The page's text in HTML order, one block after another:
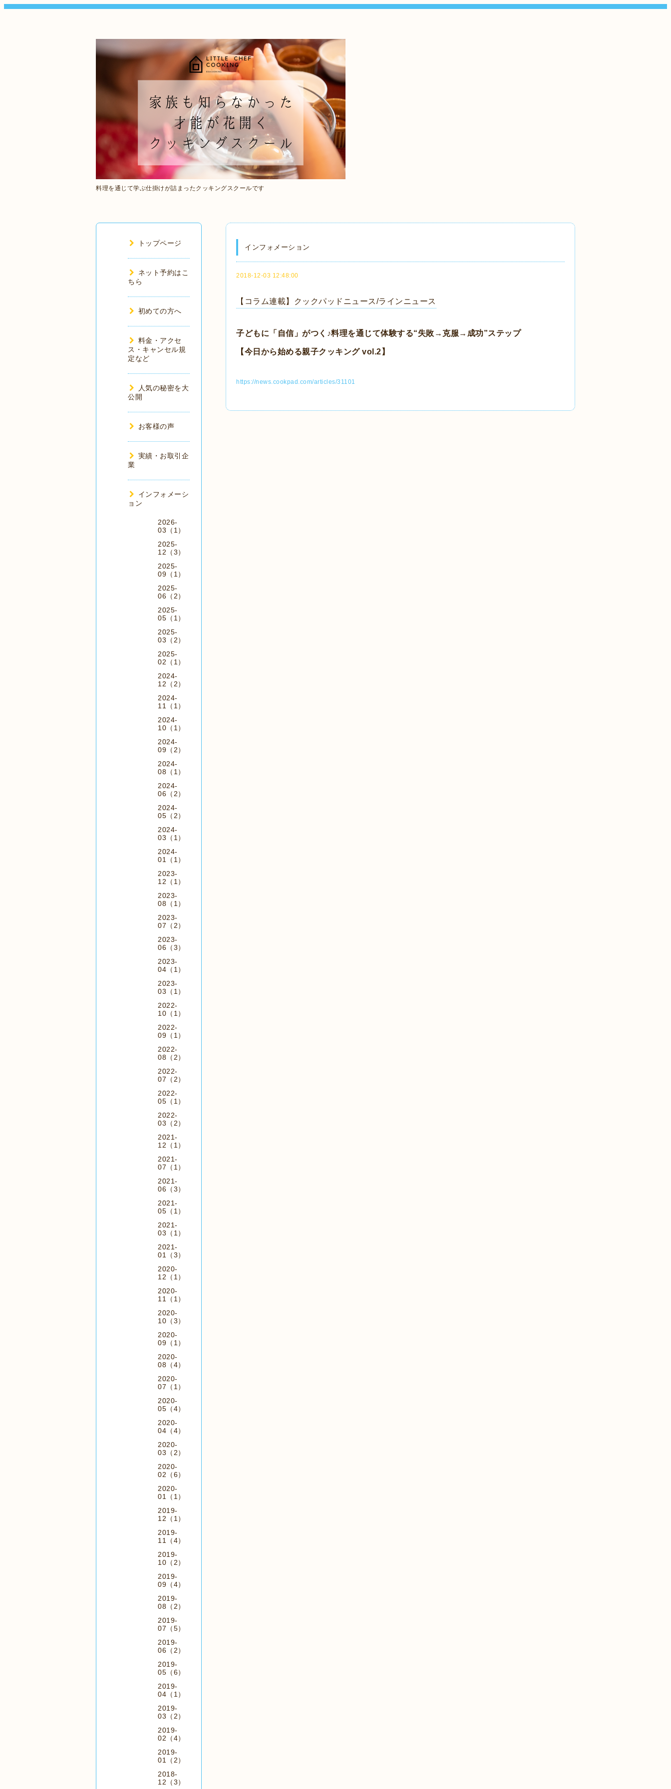
料理を通じて学ぶ仕掛けが詰まったクッキングスクールです
インフォメーション
2018-12-03 12:48:00
【コラム連載】クックパッドニュース/ラインニュース
子どもに「自信」がつく♪料理を通じて体験する“失敗→克服→成功”ステップ
【今日から始める親子クッキング vol.2】
https://news.cookpad.com/articles/31101
トップページ
ネット予約はこ
ちら
初めての方へ
料金・アクセ
ス・キャンセル規
定など
人気の秘密を大
公開
お客様の声
実績・お取引企
業
インフォメーシ
ョン
2026-
03（1）
2025-
12（3）
2025-
09（1）
2025-
06（2）
2025-
05（1）
2025-
03（2）
2025-
02（1）
2024-
12（2）
2024-
11（1）
2024-
10（1）
2024-
09（2）
2024-
08（1）
2024-
06（2）
2024-
05（2）
2024-
03（1）
2024-
01（1）
2023-
12（1）
2023-
08（1）
2023-
07（2）
2023-
06（3）
2023-
04（1）
2023-
03（1）
2022-
10（1）
2022-
09（1）
2022-
08（2）
2022-
07（2）
2022-
05（1）
2022-
03（2）
2021-
12（1）
2021-
07（1）
2021-
06（3）
2021-
05（1）
2021-
03（1）
2021-
01（3）
2020-
12（1）
2020-
11（1）
2020-
10（3）
2020-
09（1）
2020-
08（4）
2020-
07（1）
2020-
05（4）
2020-
04（4）
2020-
03（2）
2020-
02（6）
2020-
01（1）
2019-
12（1）
2019-
11（4）
2019-
10（2）
2019-
09（4）
2019-
08（2）
2019-
07（5）
2019-
06（2）
2019-
05（6）
2019-
04（1）
2019-
03（2）
2019-
02（4）
2019-
01（2）
2018-
12（3）